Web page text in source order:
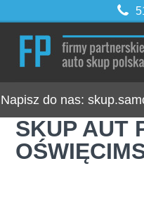
Napisz do nas:
SKUP AUT